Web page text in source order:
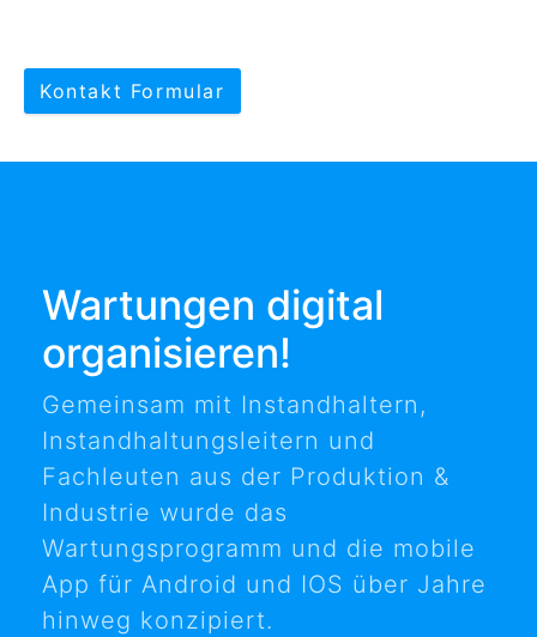
Kontakt Formular
Wartungen digital
organisieren!
Gemeinsam mit Instandhaltern,
Instandhaltungsleitern und
Fachleuten aus der Produktion &
Industrie wurde das
Wartungsprogramm und die mobile
App für Android und IOS über Jahre
hinweg konzipiert.